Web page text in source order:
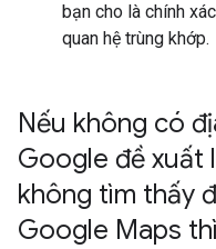
bạn cho là chính
quan hệ trùng khớp.
Nếu không có
Google đề xuất
không tìm thấy
Google Maps